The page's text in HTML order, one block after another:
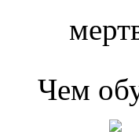
Чем